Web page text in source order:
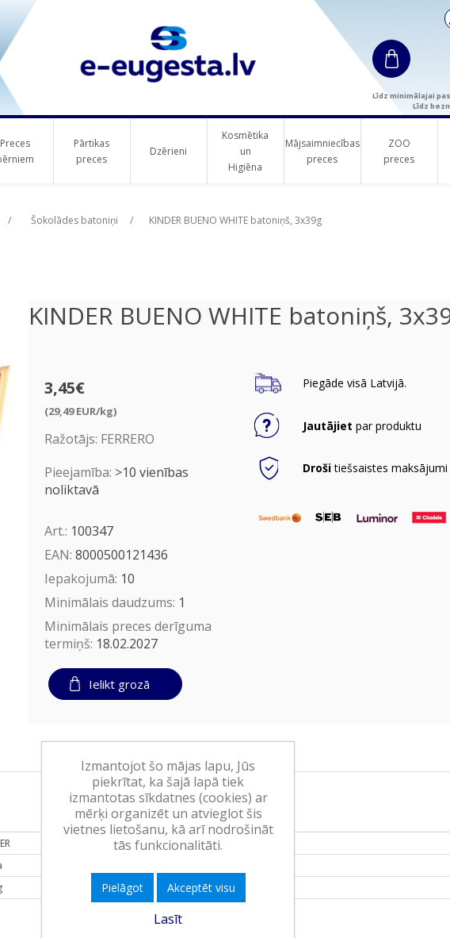
Līdz minimālajai
Līdz
Preces
Pārtikas
preces
Dzērieni
Kosmētika
un
Higiēna
Mājsaimniecības
preces
ZOO
preces
/ Šokolādes batoniņi / KINDER BUENO WHITE batoniņš, 3x39g
KINDER BUENO WHITE batoniņš,
3,45€
(29,49 EUR/kg)
Ražotājs: FERRERO
Pieejamība: >10 vienības
noliktavā
Art.: 100347
EAN: 8000500121436
Iepakojumā: 10
Minimālais daudzums: 1
Minimālais preces derīguma
termiņš: 18.02.2027
Ielikt grozā
Piegāde visā Latvijā.
Jautājiet par produktu
Drošitiešsaistes maksājumi
Izmantojot šo mājas lapu, Jūs
piekrītat, ka šajā lapā tiek
izmantotas sīkdatnes (cookies) ar
mērķi organizēt un atvieglot šis
vietnes lietošanu, kā arī nodrošināt
tās funkcionalitāti.
Pielāgot Akceptēt visu
Lasīt